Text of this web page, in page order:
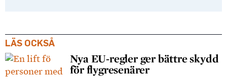
LÄS OCKSÅ
Nya EU-regler ger bättre skydd
för flygresenärer